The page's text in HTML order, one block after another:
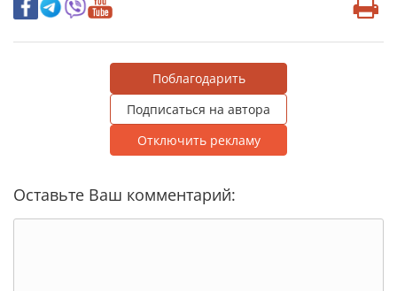
Поблагодарить
Подписаться на автора
Отключить рекламу
Оставьте Ваш комментарий: